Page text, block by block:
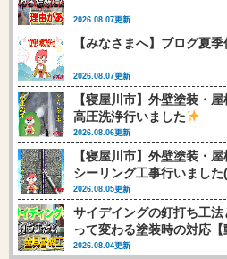
2026.08.07更新
【みなさまへ】ブログ夏
2026.08.07更新
【寝屋川市】外壁塗装・
高圧洗浄行いました
2026.08.06更新
【寝屋川市】外壁塗装・
シーリング工事行いました
2026.08.05更新
サイデイングの釘打ち工
って変わる塗装時の対応【
2026.08.04更新